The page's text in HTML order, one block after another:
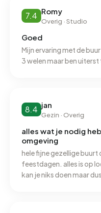
qua voortgezet
mooie vestiging met
winkels en weekmarkt in
de buitenwijken. Goed
ligging in het land
7.4 Romy
Overig · Studio
Goed
Mijn ervaring met de
3 welen maar ben uiterst
8.4 jan
Gezin · Overig
alles wat je nodig
omgeving
hele fijne gezellige buurt
feestdagen. alles is op
kan je niks doen maar